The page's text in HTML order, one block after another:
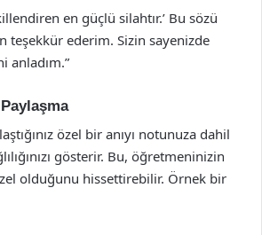
en güçlü silahtır.’ Bu sözü
teşekkür ederim. Sizin sayenizde
anladım.”
özel bir anıyı notunuza dahil
gösterir. Bu, öğretmeninizin
olduğunu hissettirebilir. Örnek bir